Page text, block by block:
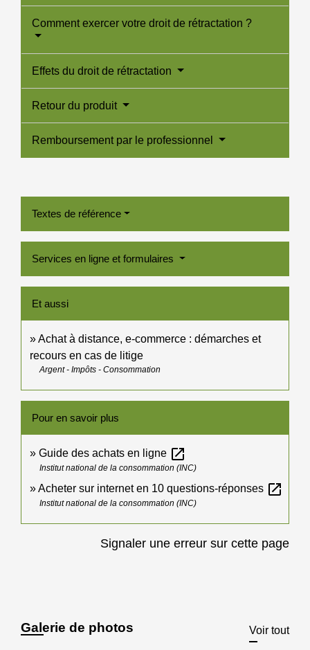
Comment exercer votre droit de rétractation ?
Effets du droit de rétractation
Retour du produit
Remboursement par le professionnel
Textes de référence
Services en ligne et formulaires
Et aussi
Achat à distance, e-commerce : démarches et
recours en cas de litige
Argent - Impôts - Consommation
Pour en savoir plus
Guide des achats en ligne open_in_new
Institut national de la consommation (INC)
Acheter sur internet en 10 questions-réponses open_in_new
Institut national de la consommation (INC)
Signaler une erreur sur cette page
Galerie de photos Voir tout